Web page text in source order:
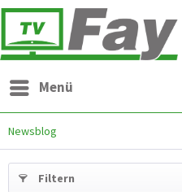
Menü
Newsblog
Filtern